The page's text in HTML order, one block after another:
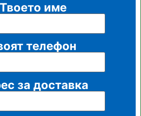
Твоето име
телефон
за доставка